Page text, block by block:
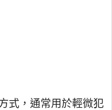
式，通常用於輕微犯